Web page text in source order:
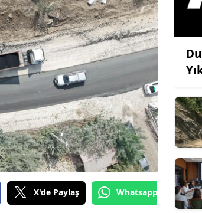
X'de Paylaş Whatsapp'tan